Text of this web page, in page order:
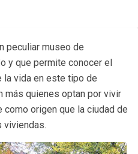
peculiar museo de
y que permite conocer el
la vida en este tipo de
más quienes optan por vivir
como origen que la ciudad de
viviendas.